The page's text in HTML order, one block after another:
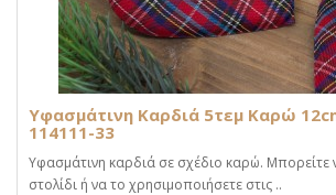
Υφασμάτινη Καρδιά 5τεμ Καρώ
114111-33
Υφασμάτινη καρδιά σε σχέδιο καρώ. Μπορείτε
στολίδι ή να το χρησιμοποιήσετε στις ..